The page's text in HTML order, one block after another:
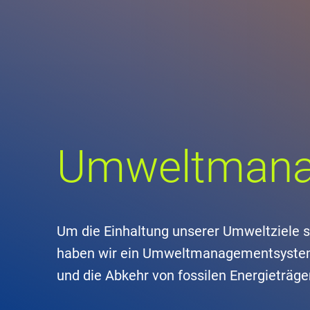
Um die Einhaltung unserer Umweltziele
haben wir ein
und die Abkehr von fossilen